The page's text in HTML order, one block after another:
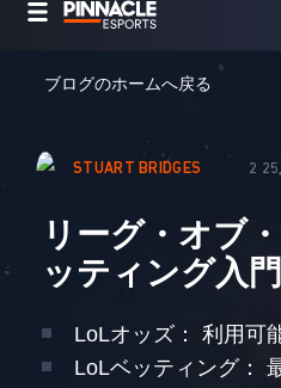
ブログのホームへ戻る
STUART BRIDGES 2
リーグ・オブ
ッティング入門
LoLオッズ： 利用可
LoLベッティング：